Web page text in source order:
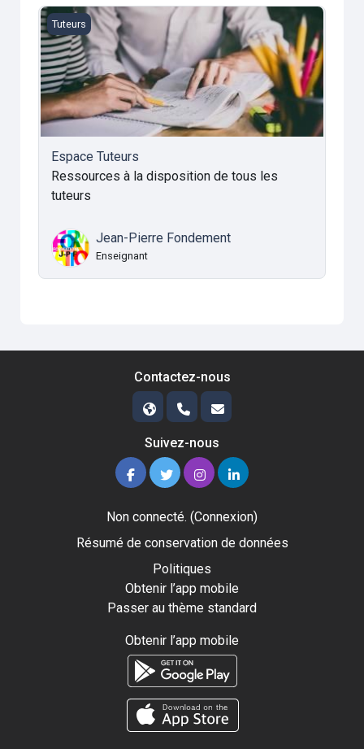
Espace Tuteurs
Tuteurs
Espace Tuteurs
Ressources à la disposition de tous les
tuteurs
Jean-Pierre Fondement
Enseignant
Contactez-nous
Suivez-nous
Non connecté. (Connexion)
Résumé de conservation de données
Politiques
Obtenir l’app mobile
Passer au thème standard
Obtenir l’app mobile